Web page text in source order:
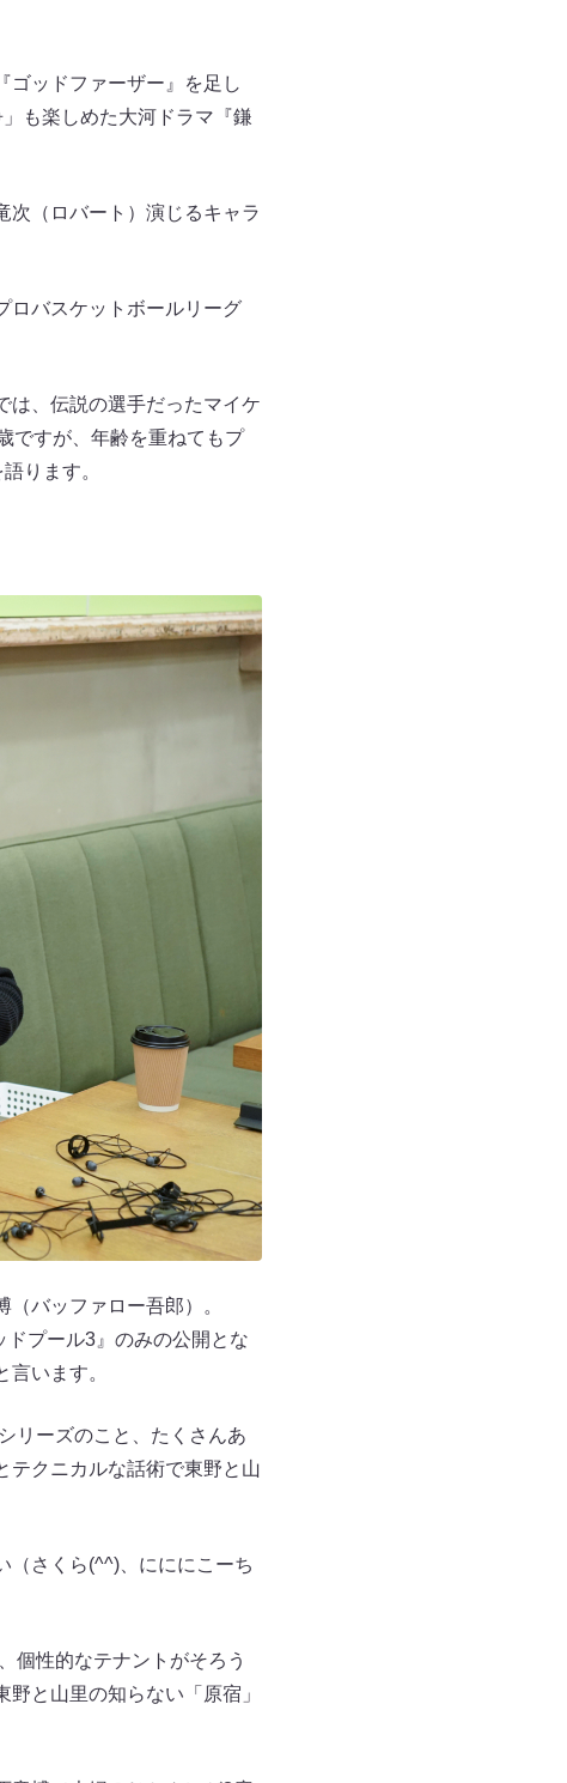
ゴッドファーザー』を足し
も楽しめた大河ドラマ『鎌
次（ロバート）演じるキャラ
ロバスケットボールリーグ
は、伝説の選手だったマイケ
ですが、年齢を重ねてもプ
ります。
バッファロー吾郎）。
プール3』のみの公開とな
います。
リーズのこと、たくさんあ
テクニカルな話術で東野と山
（さくら(^^)、にににこーち
個性的なテナントがそろう
と山里の知らない「原宿」